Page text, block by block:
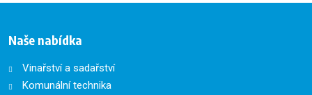
Naše nabídka
Vinařství a sadařství
Komunální technika